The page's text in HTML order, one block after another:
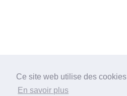
Ce site web utilise des cookies
En savoir plus